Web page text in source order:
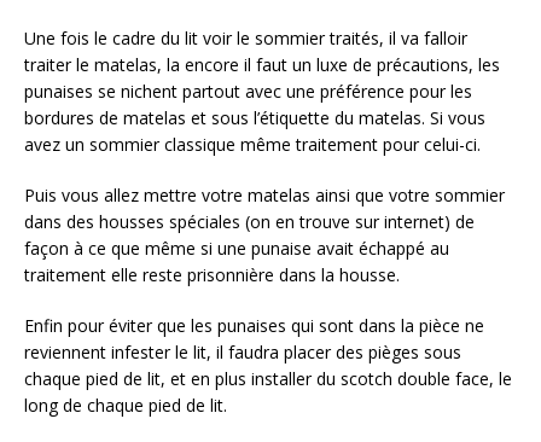
Une fois le cadre du lit voir le sommier traités, il va falloir
traiter le matelas, la encore il faut un luxe de précautions, les
punaises se nichent partout avec une préférence pour les
bordures de matelas et sous l’étiquette du matelas. Si vous
avez un sommier classique même traitement pour celui-ci.
Puis vous allez mettre votre matelas ainsi que votre sommier
dans des housses spéciales (on en trouve sur internet) de
façon à ce que même si une punaise avait échappé au
traitement elle reste prisonnière dans la housse.
Enfin pour éviter que les punaises qui sont dans la pièce ne
reviennent infester le lit, il faudra placer des pièges sous
chaque pied de lit, et en plus installer du scotch double face, le
long de chaque pied de lit.